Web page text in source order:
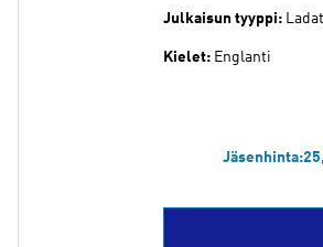
Julkaisun tyyppi:
Kielet: Englanti
Jäsenhinta: